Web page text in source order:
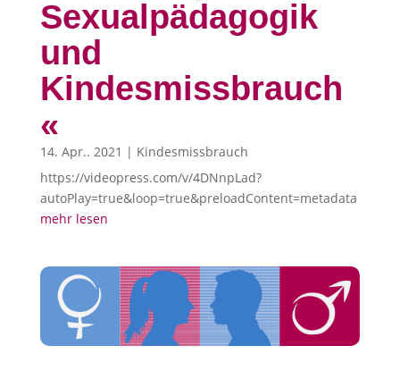
Sexualpädagogik
und
Kindesmissbrauch
«
14. Apr.. 2021 | Kindesmissbrauch
https://videopress.com/v/4DNnpLad?
autoPlay=true&loop=true&preloadContent=metadata
mehr lesen